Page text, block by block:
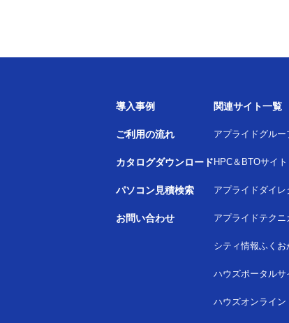
導入事例
ご利用の流れ
カタログダウンロード
パソコン見積検索
お問い合わせ
関連サイト一覧
アプライドグルー
HPC＆BTOサイト
アプライドダイレ
アプライドテクニ
シティ情報ふくお
ハウズポータルサ
ハウズオンライン